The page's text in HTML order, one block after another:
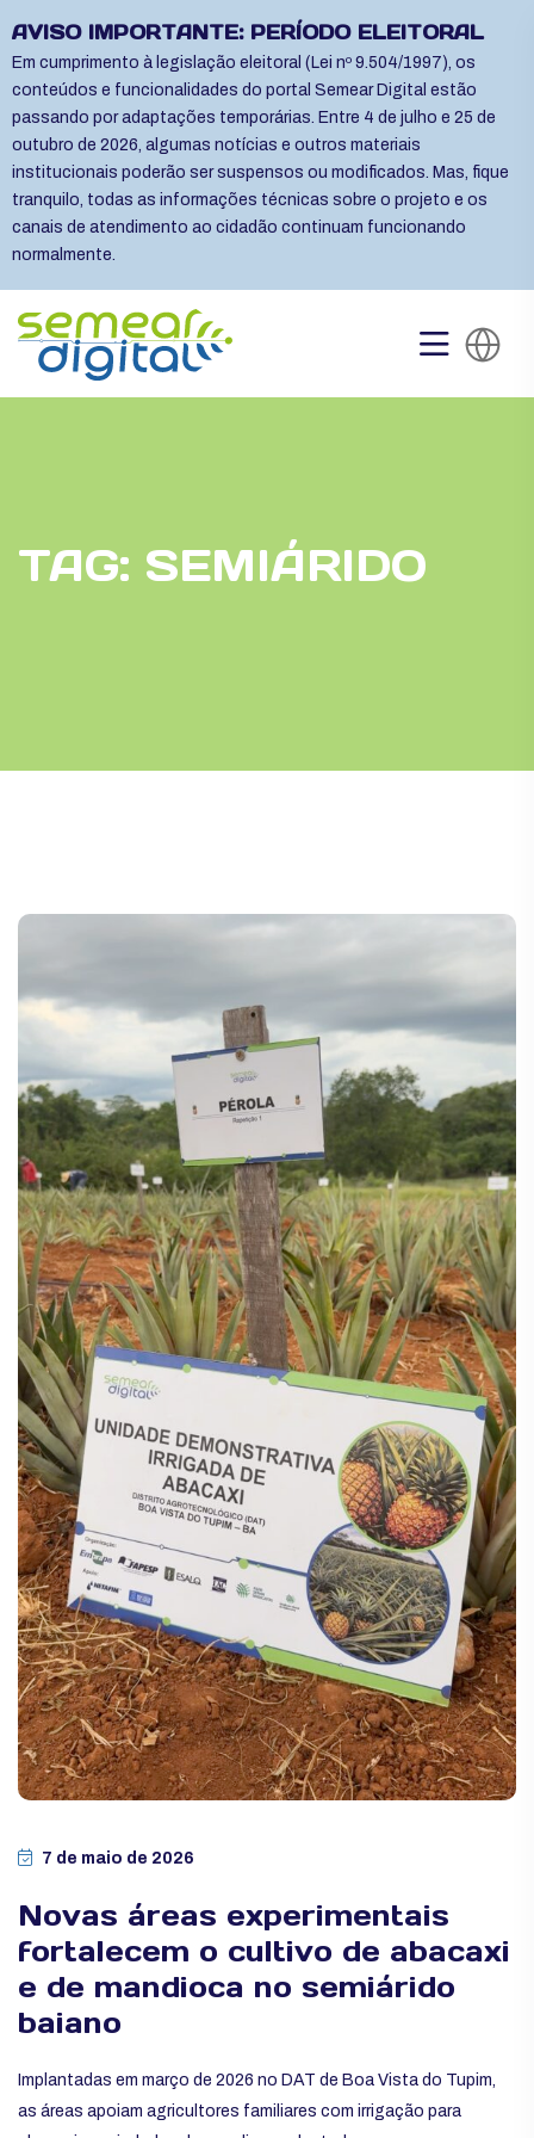
AVISO IMPORTANTE: PERÍODO ELEITORAL
Em cumprimento à legislação eleitoral (Lei nº 9.504/1997), os
conteúdos e funcionalidades do portal Semear Digital estão
passando por adaptações temporárias. Entre 4 de julho e 25 de
outubro de 2026, algumas notícias e outros materiais
institucionais poderão ser suspensos ou modificados. Mas, fique
tranquilo, todas as informações técnicas sobre o projeto e os
canais de atendimento ao cidadão continuam funcionando
normalmente.
TAG: SEMIÁRIDO
7 de maio de 2026
Novas áreas experimentais
fortalecem o cultivo de abacaxi
e de mandioca no semiárido
baiano
Implantadas em março de 2026 no DAT de Boa Vista do Tupim,
as áreas apoiam agricultores familiares com irrigação para